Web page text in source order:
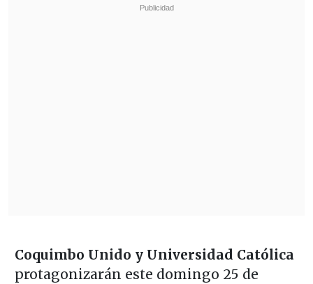
Coquimbo Unido y Universidad Católica
protagonizarán este domingo 25 de